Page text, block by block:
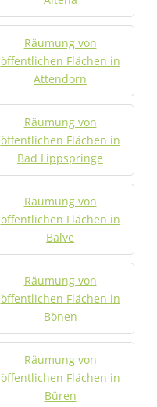
Räumung von
öffentlichen Flächen in
Attendorn
Räumung von
öffentlichen Flächen in
Bad Lippspringe
Räumung von
öffentlichen Flächen in
Balve
Räumung von
öffentlichen Flächen in
Bönen
Räumung von
öffentlichen Flächen in
Büren